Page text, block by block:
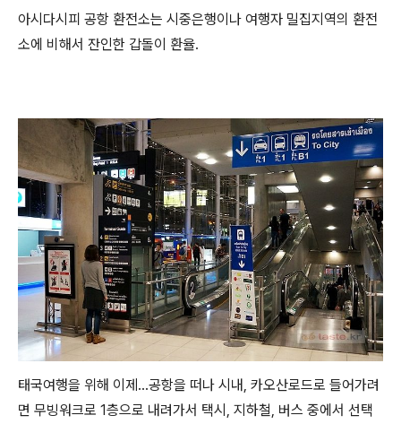
아시다시피 공항 환전소는 시중은행이나 여행자 밀집지역의 환전
소에 비해서 잔인한 갑돌이 환율.
태국여행을 위해 이제...공항을 떠나 시내, 카오산로드로 들어가려
면 무빙워크로 1층으로 내려가서 택시, 지하철, 버스 중에서 선택